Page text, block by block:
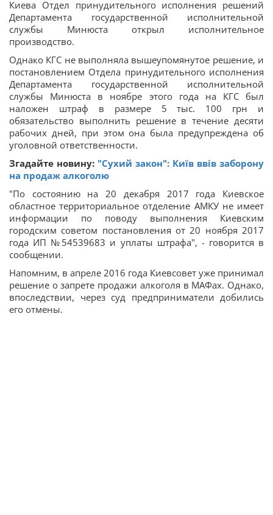
Киева Отдел принудительного исполнения решений
Департамента государственной исполнительной
службы Минюста открыл исполнительное
производство.
Однако КГС не выполняла вышеупомянутое решение, и
постановлением Отдела принудительного исполнения
Департамента государственной исполнительной
службы Минюста в ноябре этого года на КГС был
наложен штраф в размере 5 тыс. 100 грн и
обязательство выполнить решение в течение десяти
рабочих дней, при этом она была предупреждена об
уголовной ответственности.
Згадайте новину: "Сухий закон": Київ ввів заборону
на продаж алкоголю
"По состоянию на 20 декабря 2017 года Киевское
областное территориальное отделение АМКУ не имеет
информации по поводу выполнения Киевским
городским советом постановления от 20 ноября 2017
года ИП №54539683 и уплаты штрафа", - говорится в
сообщении.
Напомним, в апреле 2016 года Киевсовет уже принимал
решение о запрете продажи алкоголя в МАФах. Однако,
впоследствии, через суд предприниматели добились
его отмены.